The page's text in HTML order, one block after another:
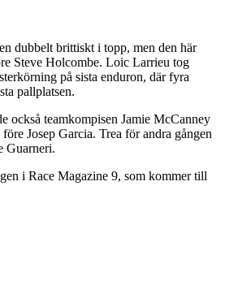
dubbelt brittiskt i topp, men den här
Steve Holcombe. Loic Larrieu tog
på sista enduron, där fyra
pallplatsen.
också teamkompisen Jamie McCanney
Josep Garcia. Trea för andra gången
Guarneri.
i Race Magazine 9, som kommer till